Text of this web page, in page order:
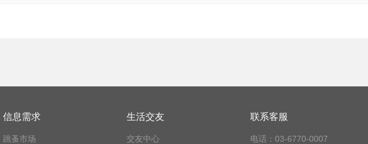
信息需求
跳蚤市场
生活交友
交友中心
联系客服
电话：03-6770-0007